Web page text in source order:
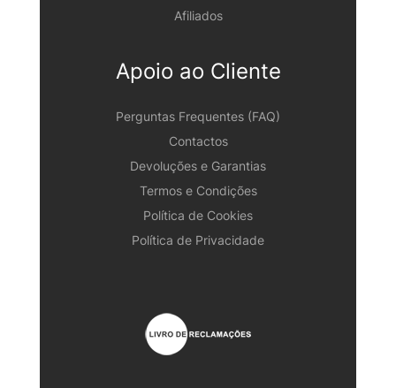
Afiliados
Apoio ao Cliente
Perguntas Frequentes (FAQ)
Contactos
Devoluções e Garantias
Termos e Condições
Política de Cookies
Política de Privacidade